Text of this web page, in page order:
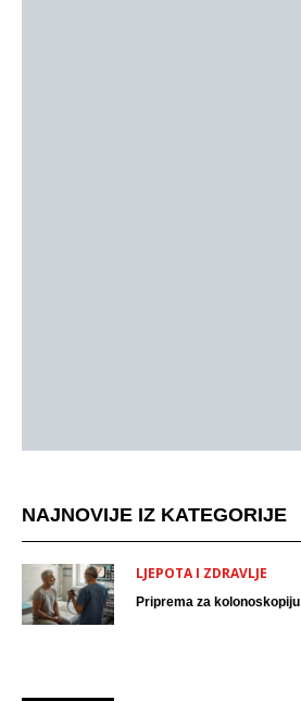
NAJNOVIJE IZ KATEGORIJE
LJEPOTA I ZDRAVLJE
Priprema za kolonoskopiju